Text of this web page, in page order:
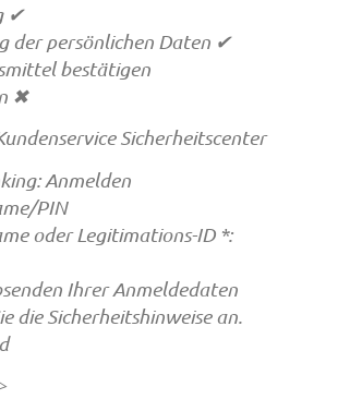
✔
der persönlichen Daten ✔
bestätigen
✖
Sicherheitscenter
Anmelden
PIN
oder Legitimations-ID *:
Ihrer Anmeldedaten
die Sicherheitshinweise an.